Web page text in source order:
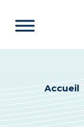
Accueil